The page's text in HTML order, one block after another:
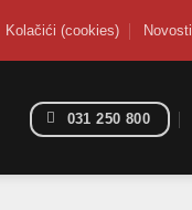
Kolačići (cookies) Novosti
031 250 800